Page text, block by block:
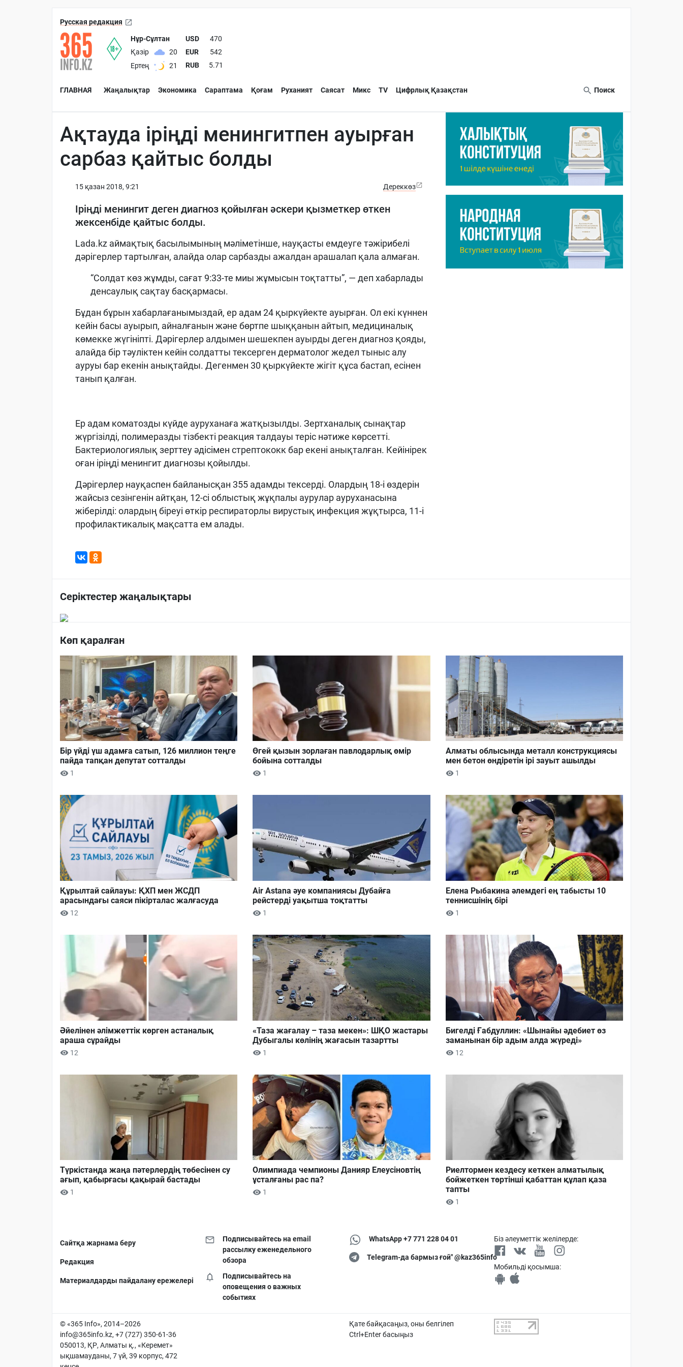
Русская редакция
Нұр-Сұлтан
Қазір
20
Ертең
21
USD
470
EUR
542
RUB
5.71
ГЛАВНАЯ Жаңалықтар Экономика Сараптама Қоғам Руханият Саясат Микс TV Цифрлық Қазақстан Поиск
Ақтауда іріңді менингитпен ауырған
сарбаз қайтыс болды
15 қазан 2018, 9:21 Дереккөз
Іріңді менингит деген диагноз қойылған әскери қызметкер өткен
жексенбіде қайтыс болды.
Lada.kz аймақтық басылымының мәліметінше, науқасты емдеуге тәжірибелі
дәрігерлер тартылған, алайда олар сарбазды ажалдан арашалап қала алмаған.
“Солдат көз жұмды, сағат 9:33-те миы жұмысын тоқтатты”, — деп хабарлады
денсаулық сақтау басқармасы.
Бұдан бұрын хабарлағанымыздай, ер адам 24 қыркүйекте ауырған. Ол екі күннен
кейін басы ауырып, айналғанын және бөртпе шыққанын айтып, медициналық
көмекке жүгініпті. Дәрігерлер алдымен шешекпен ауырды деген диагноз қояды,
алайда бір тәуліктен кейін солдатты тексерген дерматолог жедел тыныс алу
ауруы бар екенін анықтайды. Дегенмен 30 қыркүйекте жігіт құса бастап, есінен
танып қалған.
Ер адам коматозды күйде ауруханаға жатқызылды. Зертханалық сынақтар
жүргізілді, полимеразды тізбекті реакция талдауы теріс нәтиже көрсетті.
Бактериологиялық зерттеу әдісімен стрептококк бар екені анықталған. Кейінірек
оған іріңді менингит диагнозы қойылды.
Дәрігерлер науқаспен байланысқан 355 адамды тексерді. Олардың 18-і өздерін
жайсыз сезінгенін айтқан, 12-сі облыстық жұқпалы аурулар ауруханасына
жіберілді: олардың біреуі өткір респираторлы вирустық инфекция жұқтырса, 11-і
профилактикалық мақсатта ем алады.
Серіктестер жаңалықтары
Көп қаралған
Бір үйді үш адамға сатып, 126 миллион теңге
пайда тапқан депутат сотталды
1
Өгей қызын зорлаған павлодарлық өмір
бойына сотталды
1
Алматы облысында металл конструкциясы
мен бетон өндіретін ірі зауыт ашылды
1
Құрылтай сайлауы: ҚХП мен ЖСДП
арасындағы саяси пікірталас жалғасуда
12
Air Astana әуе компаниясы Дубайға
рейстерді уақытша тоқтатты
1
Елена Рыбакина әлемдегі ең табысты 10
теннисшінің бірі
1
Әйелінен әлімжеттік көрген астаналық
араша сұрайды
12
«Таза жағалау – таза мекен»: ШҚО жастары
Дубыгалы көлінің жағасын тазартты
1
Бигелді Ғабдуллин: «Шынайы әдебиет өз
заманынан бір адым алда жүреді»
12
Түркістанда жаңа пәтерлердің төбесінен су
ағып, қабырғасы қақырай бастады
1
Олимпиада чемпионы Данияр Елеусіновтің
ұсталғаны рас па?
1
Риелтормен кездесу кеткен алматылық
бойжеткен төртінші қабаттан құлап қаза
тапты
1
Сайтқа жарнама беру
Редакция
Материалдарды пайдалану ережелері
Подписывайтесь на email
рассылку еженедельного
обзора
Подписывайтесь на
оповещения о важных
событиях
WhatsApp +7 771 228 04 01
Telegram-да бармыз ғой" @kaz365info
Біз әлеуметтік желілерде:
Мобильді қосымша:
© «365 Info», 2014–2026
info@365info.kz, +7 (727) 350-61-36
050013, ҚР, Алматы қ., «Керемет»
ықшамауданы, 7 үй, 39 корпус, 472
Қате байқасаңыз, оны белгілеп
Ctrl+Enter басыңыз